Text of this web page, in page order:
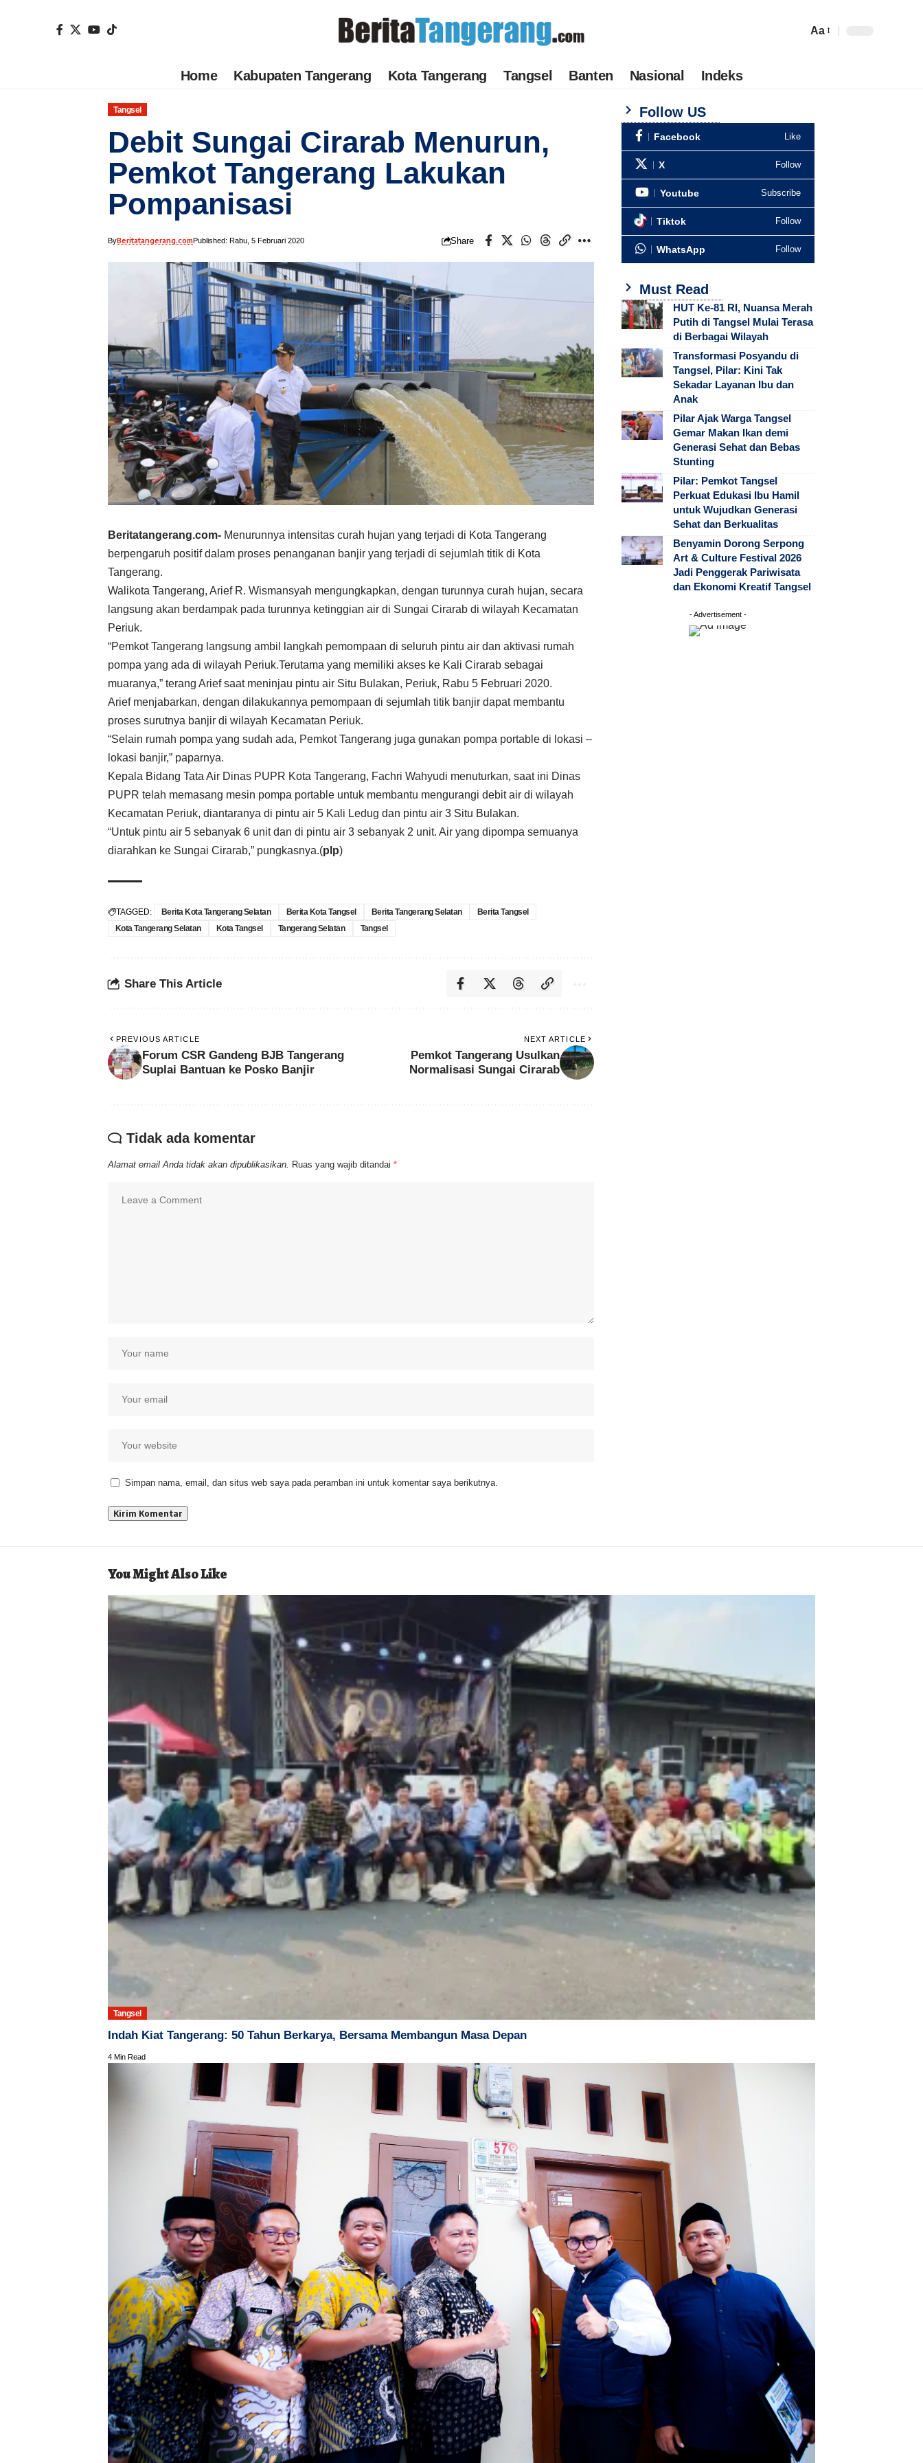
Aa
Home Kabupaten Tangerang Kota Tangerang Tangsel Banten Nasional Indeks
Tangsel
Debit Sungai Cirarab Menurun,
Pemkot Tangerang Lakukan
Pompanisasi
ByBeritatangerang.comPublished: Rabu, 5 Februari 2020 Share
Beritatangerang.com- Menurunnya intensitas curah hujan yang terjadi di Kota Tangerang
berpengaruh positif dalam proses penanganan banjir yang terjadi di sejumlah titik di Kota
Tangerang.
Walikota Tangerang, Arief R. Wismansyah mengungkapkan, dengan turunnya curah hujan, secara
langsung akan berdampak pada turunnya ketinggian air di Sungai Cirarab di wilayah Kecamatan
Periuk.
“Pemkot Tangerang langsung ambil langkah pemompaan di seluruh pintu air dan aktivasi rumah
pompa yang ada di wilayah Periuk.Terutama yang memiliki akses ke Kali Cirarab sebagai
muaranya,” terang Arief saat meninjau pintu air Situ Bulakan, Periuk, Rabu 5 Februari 2020.
Arief menjabarkan, dengan dilakukannya pemompaan di sejumlah titik banjir dapat membantu
proses surutnya banjir di wilayah Kecamatan Periuk.
“Selain rumah pompa yang sudah ada, Pemkot Tangerang juga gunakan pompa portable di lokasi –
lokasi banjir,” paparnya.
Kepala Bidang Tata Air Dinas PUPR Kota Tangerang, Fachri Wahyudi menuturkan, saat ini Dinas
PUPR telah memasang mesin pompa portable untuk membantu mengurangi debit air di wilayah
Kecamatan Periuk, diantaranya di pintu air 5 Kali Ledug dan pintu air 3 Situ Bulakan.
“Untuk pintu air 5 sebanyak 6 unit dan di pintu air 3 sebanyak 2 unit. Air yang dipompa semuanya
diarahkan ke Sungai Cirarab,” pungkasnya.(plp)
TAGGED: Berita Kota Tangerang Selatan Berita Kota Tangsel Berita Tangerang Selatan
Berita Tangsel
Kota Tangerang Selatan
Kota Tangsel Tangerang Selatan Tangsel
Share This Article
PREVIOUS ARTICLE
Forum CSR Gandeng BJB Tangerang
Suplai Bantuan ke Posko Banjir
NEXT ARTICLE
Pemkot Tangerang Usulkan
Normalisasi Sungai Cirarab
Tidak ada komentar
Alamat email Anda tidak akan dipublikasikan. Ruas yang wajib ditandai *
Simpan nama, email, dan situs web saya pada peramban ini untuk komentar saya berikutnya.
Follow US
Facebook Like
X Follow
Youtube Subscribe
Tiktok Follow
WhatsApp Follow
Must Read
HUT Ke-81 RI, Nuansa Merah
Putih di Tangsel Mulai Terasa
di Berbagai Wilayah
Transformasi Posyandu di
Tangsel, Pilar: Kini Tak
Sekadar Layanan Ibu dan
Anak
Pilar Ajak Warga Tangsel
Gemar Makan Ikan demi
Generasi Sehat dan Bebas
Stunting
Pilar: Pemkot Tangsel
Perkuat Edukasi Ibu Hamil
untuk Wujudkan Generasi
Sehat dan Berkualitas
Benyamin Dorong Serpong
Art & Culture Festival 2026
Jadi Penggerak Pariwisata
dan Ekonomi Kreatif Tangsel
- Advertisement -
You Might Also Like
Tangsel
Indah Kiat Tangerang: 50 Tahun Berkarya, Bersama Membangun Masa Depan
4 Min Read